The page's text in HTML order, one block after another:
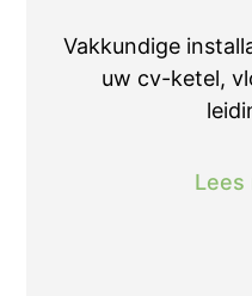
Vakkundige
uw cv-ketel,
Lees